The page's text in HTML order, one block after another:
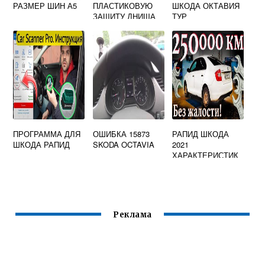
РАЗМЕР ШИН А5
ПЛАСТИКОВУЮ
ЗАЩИТУ ДНИЩА
A7
ШКОДА ОКТАВИЯ
ТУР
ПРОГРАММА ДЛЯ
ШКОДА РАПИД
ОШИБКА 15873
SKODA OCTAVIA
РАПИД ШКОДА
2021
ХАРАКТЕРИСТИК
Реклама